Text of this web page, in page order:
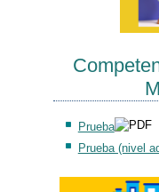
Prueba
Prueba (nivel